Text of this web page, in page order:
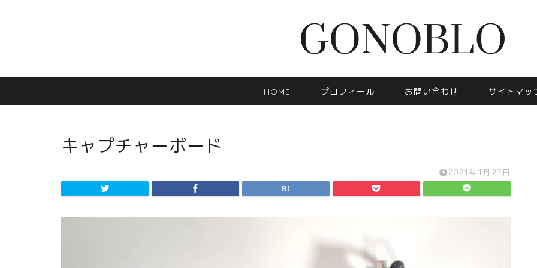
HOME プロフィール お問い合わせ サイトマッ
キャプチャーボード
2021年1月27日